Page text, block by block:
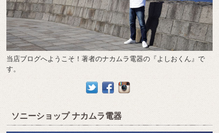
当店ブログへようこそ！著者のナカムラ電器の『よしおくん』で
す。
ソニーショップ ナカムラ電器